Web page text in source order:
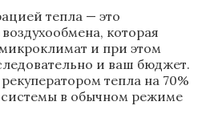
тепла — это
которая
и при этом
и ваш бюджет.
тепла на 70%
в обычном режиме